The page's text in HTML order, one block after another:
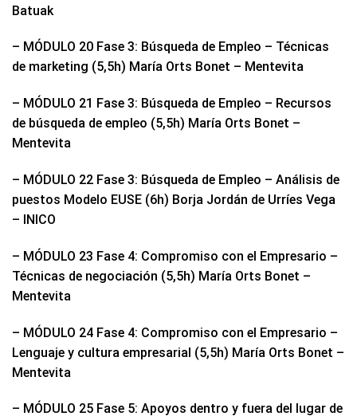
Batuak
– MÓDULO 20 Fase 3: Búsqueda de Empleo – Técnicas
de marketing (5,5h) María Orts Bonet – Mentevita
– MÓDULO 21 Fase 3: Búsqueda de Empleo – Recursos
de búsqueda de empleo (5,5h) María Orts Bonet –
Mentevita
– MÓDULO 22 Fase 3: Búsqueda de Empleo – Análisis de
puestos Modelo EUSE (6h) Borja Jordán de Urríes Vega
– INICO
– MÓDULO 23 Fase 4: Compromiso con el Empresario –
Técnicas de negociación (5,5h) María Orts Bonet –
Mentevita
– MÓDULO 24 Fase 4: Compromiso con el Empresario –
Lenguaje y cultura empresarial (5,5h) María Orts Bonet –
Mentevita
– MÓDULO 25 Fase 5: Apoyos dentro y fuera del lugar de